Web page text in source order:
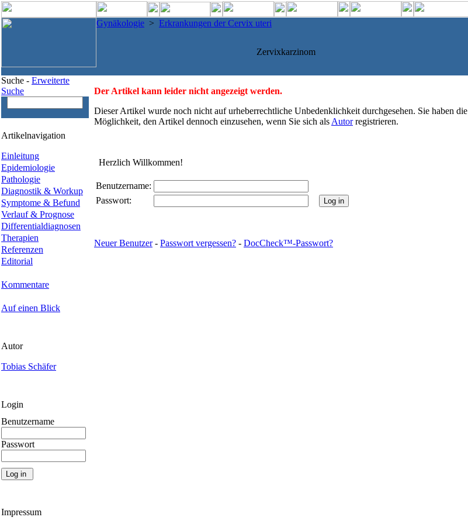
Gynäkologie > Erkrankungen der Cervix uteri
Zervixkarzinom
Suche - Erweiterte
Suche
Artikelnavigation
Einleitung
Epidemiologie
Pathologie
Diagnostik & Workup
Symptome & Befund
Verlauf & Prognose
Differentialdiagnosen
Therapien
Referenzen
Editorial
Kommentare
Auf einen Blick
Autor
Tobias Schäfer
Login
Benutzername
Passwort
Impressum
Der Artikel kann leider nicht angezeigt werden.
Dieser Artikel wurde noch nicht auf urheberrechtliche Unbedenklichkeit durchgesehen. Sie haben die
Möglichkeit, den Artikel dennoch einzusehen, wenn Sie sich als Autorregistrieren.
Herzlich Willkommen!
Benutzername:
Passwort:
Neuer Benutzer- Passwort vergessen? - DocCheck™-Passwort?